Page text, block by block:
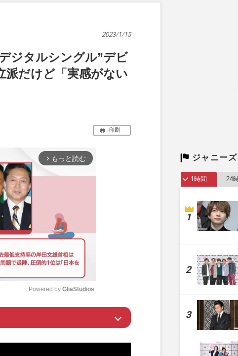
2023/1/15
ジタルシングル”デビ
派だけど「実感がない
印刷
arrow_forward_ios もっと読む
t
Powered by GliaStudios
い
ジャニー
1時間 24